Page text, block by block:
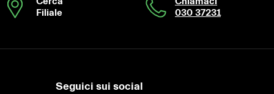
Filiale
030 37231
Seguici sui social